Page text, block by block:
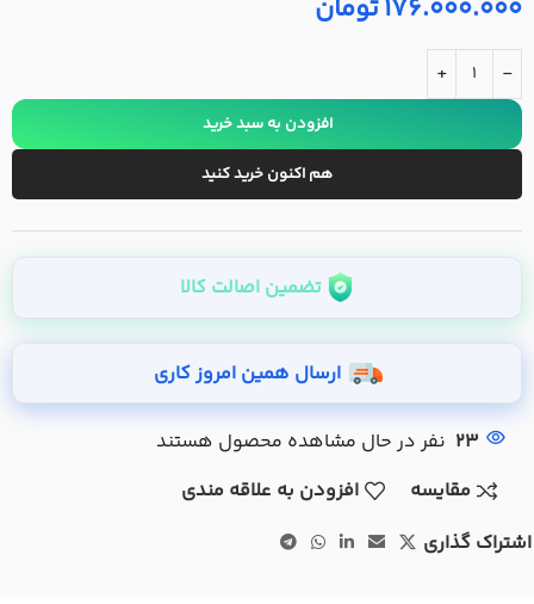
176.000.000تومان
-
+
افزودن به سبد خرید
هم اکنون خرید کنید
تضمین اصالت کالا
ارسال همین امروز کاری
23 نفر در حال مشاهده محصول هستند
مقایسه
افزودن به علاقه مندی
اشتراک گذاری